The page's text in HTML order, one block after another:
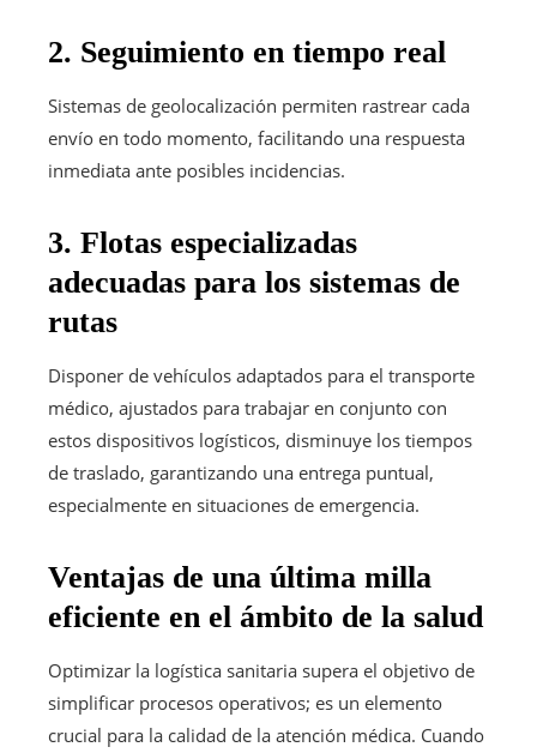
2. Seguimiento en tiempo real
Sistemas de geolocalización permiten rastrear cada
envío en todo momento, facilitando una respuesta
inmediata ante posibles incidencias.
3. Flotas especializadas
adecuadas para los sistemas de
rutas
Disponer de vehículos adaptados para el transporte
médico, ajustados para trabajar en conjunto con
estos dispositivos logísticos, disminuye los tiempos
de traslado, garantizando una entrega puntual,
especialmente en situaciones de emergencia.
Ventajas de una última milla
eficiente en el ámbito de la salud
Optimizar la logística sanitaria supera el objetivo de
simplificar procesos operativos; es un elemento
crucial para la calidad de la atención médica. Cuando